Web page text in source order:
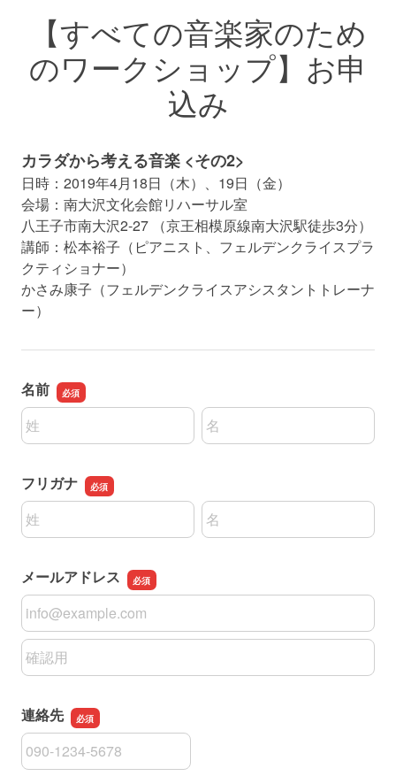
【すべての音楽家のため
のワークショップ】お申
込み
カラダから考える音楽 <その2>
日時：2019年4月18日（木）、19日（金）
会場：南大沢文化会館リハーサル室
八王子市南大沢2-27 （京王相模原線南大沢駅徒歩3分）
講師：松本裕子（ピアニスト、フェルデンクライスプラ
クティショナー）
かさみ康子（フェルデンクライスアシスタントトレーナ
ー）
名前
名前の姓
名前の名
フリガナ
名前の姓
名前の名
メールアドレス
メールアドレス
メールアドレスの確認用
連絡先
連絡先